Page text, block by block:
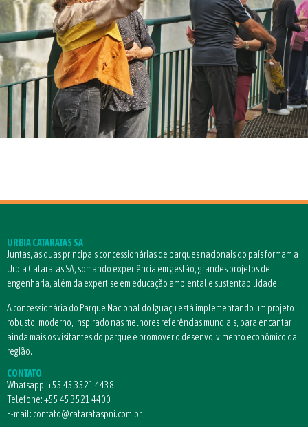
URBIA CATARATAS SA
Juntas, as duas principais concessionárias de parques nacionais do país formam a
Urbia Cataratas SA, somando experiência em gestão, grandes projetos de
engenharia, além da expertise em educação ambiental e sustentabilidade.
A concessionária do Parque Nacional do Iguaçu está implementando um projeto
robusto, moderno, inspirado nas melhores referências mundiais, para encantar
ainda mais os visitantes do parque e promover o desenvolvimento econômico da
região.
CONTATO
Whatsapp:+55 45 3521 4438
Telefone:+55 45 3521 4400
E-mail: contato@catarataspni.com.br